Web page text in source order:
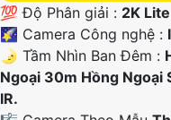
💯 Độ Phân giải : 2K
🌠 Camera Công nghệ :
🌛 Tầm Nhìn Ban Đêm :
Ngoại 30m Hồng Ngoại
IR.